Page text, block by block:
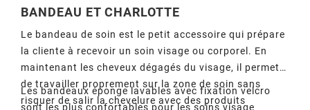
BANDEAU ET CHARLOTTE
Le bandeau de soin est le petit accessoire qui prépare
la cliente à recevoir un soin visage ou corporel. En
maintenant les cheveux dégagés du visage, il permet
de travailler proprement sur la zone de soin sans
risquer de salir la chevelure avec des produits
Les bandeaux éponge lavables avec fixation velcro
sont les plus confortables pour les soins visage